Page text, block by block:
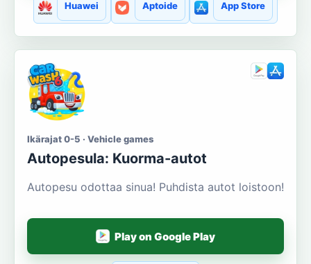
Huawei Aptoide App Store
Ikärajat 0-5 · Vehicle games
Autopesula: Kuorma-autot
Autopesu odottaa sinua! Puhdista autot loistoon!
Play on Google Play